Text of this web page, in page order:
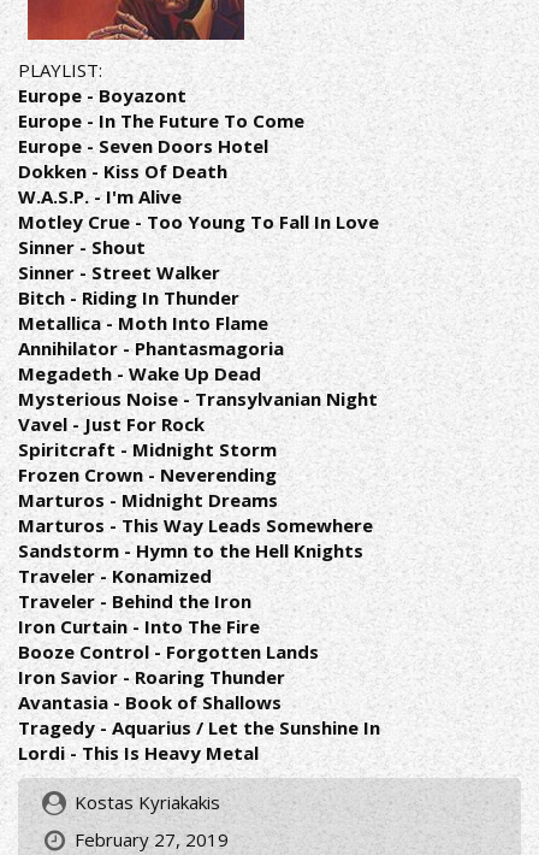
PLAYLIST:
Europe - Boyazont
Europe - In The Future To Come
Europe - Seven Doors Hotel
Dokken - Kiss Of Death
W.A.S.P. - I'm Alive
Motley Crue - Too Young To Fall In Love
Sinner - Shout
Sinner - Street Walker
Bitch - Riding In Thunder
Metallica - Moth Into Flame
Annihilator - Phantasmagoria
Megadeth - Wake Up Dead
Mysterious Noise - Transylvanian Night
Vavel - Just For Rock
Spiritcraft - Midnight Storm
Frozen Crown - Neverending
Marturos - Midnight Dreams
Marturos - This Way Leads Somewhere
Sandstorm - Hymn to the Hell Knights
Traveler - Konamized
Traveler - Behind the Iron
Iron Curtain - Into The Fire
Booze Control - Forgotten Lands
Iron Savior - Roaring Thunder
Avantasia - Book of Shallows
Tragedy - Aquarius / Let the Sunshine In
Lordi - This Is Heavy Metal
Kostas Kyriakakis
February 27, 2019